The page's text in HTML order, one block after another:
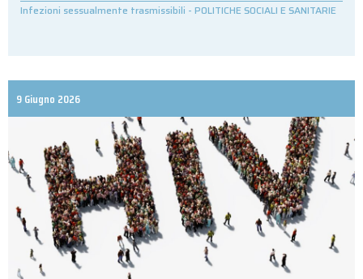
Infezioni sessualmente trasmissibili - POLITICHE SOCIALI E SANITARIE
9 Giugno 2026